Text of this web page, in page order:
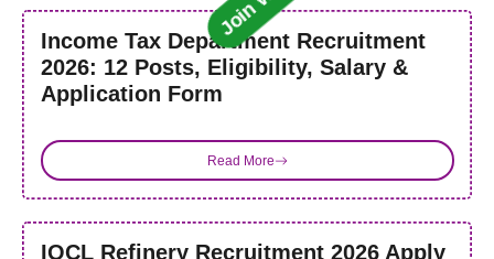
Income Tax Department Recruitment
2026: 12 Posts, Eligibility, Salary &
Application Form
Read More
IOCL Refinery Recruitment 2026 Apply